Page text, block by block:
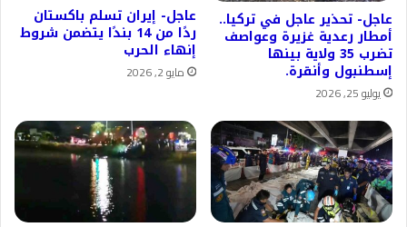
عاجل- تحذير عاجل في تركيا..
أمطار رعدية غزيرة وعواصف
تضرب 35 ولاية بينها
إسطنبول وأنقرة.
يوليو 25, 2026
عاجل- إيران تسلم باكستان
ردًا من 14 بندًا يتضمن شروط
إنهاء الحرب
مايو 2, 2026